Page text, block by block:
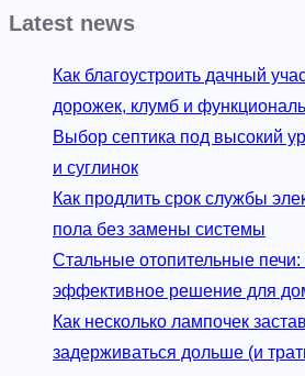
Latest news
Как благоустроить дачный
дорожек, клумб и
Выбор септика под высокий
и суглинок
Как продлить срок службы
пола без замены системы
Стальные отопительные
эффективное решение для
Как несколько лампочек
задерживаться дольше (и